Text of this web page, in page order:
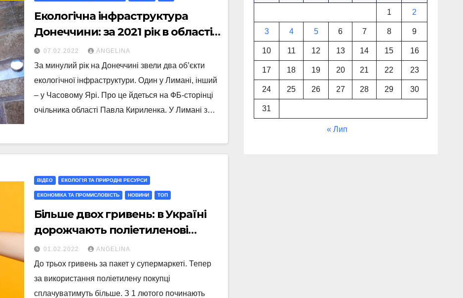
Екологічна інфраструктура
Донеччини: за 2021 рік в області
звели два об’єкти
07.02.2022 ANGELINA
За минулий рік на Донеччині звели два об’єкти
екологічної інфраструктури. Один у Лимані, інший
– у Часовому Ярі. Про це йдеться на ФБ-сторінці
очільника області Павла Кириленка. У Лимані з…
ВІДЕО ЕКОЛОГІЯ ТА ПРИРОДНІ РЕСУРСИ
ЕКОНОМІКА ТА ПРОМИСЛОВІСТЬ НОВИНИ ТОП
Більше двох гривень: в Україні
дорожчають поліетиленові
пакети
01.02.2022 ANGELINA
До трьох гривень за пакет у супермаркеті. Тепер
за використання поліетилену покупці
сплачуватимуть більше. З 1 лютого починають
1 2
3 4 5 6 7 8 9
10 11 12 13 14 15 16
17 18 19 20 21 22 23
24 25 26 27 28 29 30
31
« Лип